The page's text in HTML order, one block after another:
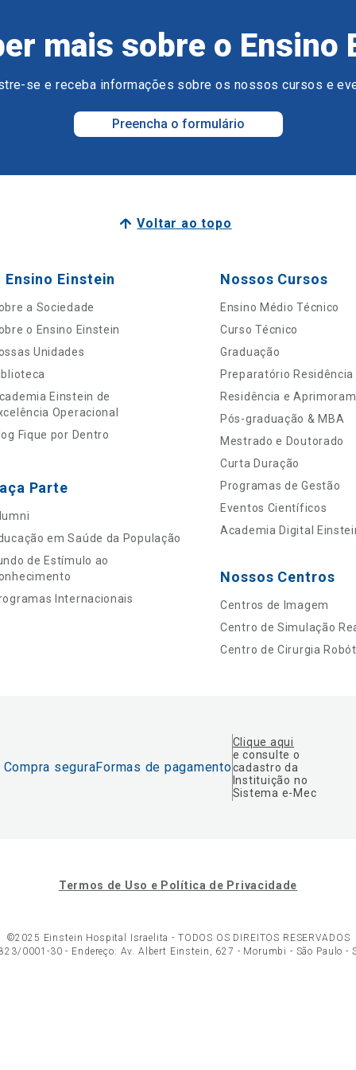
mais sobre o Ensino
se e receba informações sobre os nossos cursos e
Preencha o formulário
Voltar ao topo
Ensino Einstein
a Sociedade
o Ensino Einstein
Unidades
Einstein de
Operacional
Fique por Dentro
Parte
em Saúde da População
de Estímulo ao
Internacionais
Nossos Cursos
Ensino Médio Técnico
Curso Técnico
Graduação
Preparatório Residência
Residência e
Pós-graduação & MBA
Mestrado e Doutorado
Curta Duração
Programas de Gestão
Eventos Científicos
Academia Digital
Nossos Centros
Centros de Imagem
Centro de Simulação
Centro de Cirurgia
Compra seguraFormas de pagamento
Clique aqui
e consulte o
cadastro da
Instituição no
Sistema e-Mec
Termos de Uso e Política de Privacidade
©2025 Einstein Hospital Israelita - TODOS OS DIREITOS RESERVADOS
0001-30 - Endereço: Av. Albert Einstein, 627 - Morumbi - São Paulo -